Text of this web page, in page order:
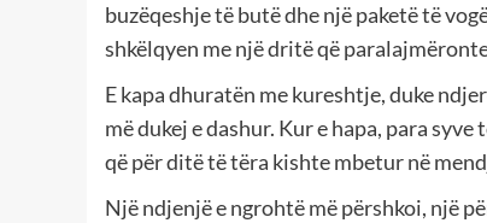
buzëqeshje të butë dhe një paketë të
shkëlqyen me një dritë që
E kapa dhuratën me kureshtje, duke
më dukej e dashur. Kur e hapa, para
që për ditë të tëra kishte mbetur në
Një ndjenjë e ngrohtë më përshkoi, një